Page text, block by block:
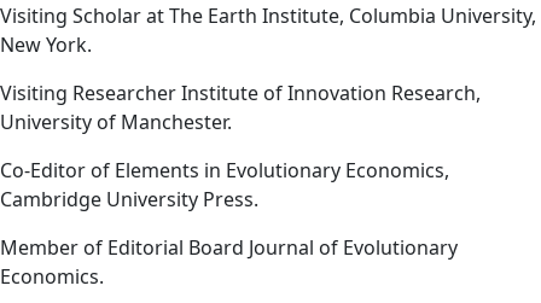
Visiting Scholar at The Earth Institute, Columbia University,
New York.
Visiting Researcher Institute of Innovation Research,
University of Manchester.
Co-Editor of Elements in Evolutionary Economics,
Cambridge University Press.
Member of Editorial Board Journal of Evolutionary
Economics.